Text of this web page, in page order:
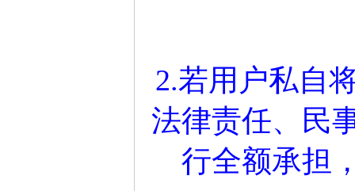
2.若用户私自
法律责任、民
行全额承担